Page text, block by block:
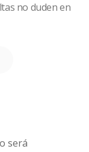
no duden en
será